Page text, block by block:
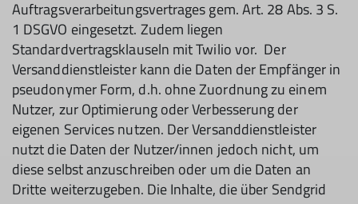
Auftragsverarbeitungsvertrages gem. Art. 28 Abs. 3 S.
1 DSGVO eingesetzt. Zudem liegen
Standardvertragsklauseln mit Twilio vor. Der
Versanddienstleister kann die Daten der Empfänger in
pseudonymer Form, d.h. ohne Zuordnung zu einem
Nutzer, zur Optimierung oder Verbesserung der
eigenen Services nutzen. Der Versanddienstleister
nutzt die Daten der Nutzer/innen jedoch nicht, um
diese selbst anzuschreiben oder um die Daten an
Dritte weiterzugeben. Die Inhalte, die über Sendgrid